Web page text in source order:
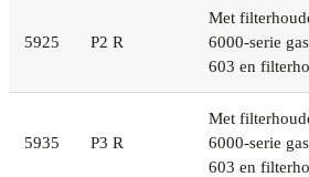
5925 P2 R
Met
6000-serie
603 en
5935 P3 R
Met
6000-serie
603 en